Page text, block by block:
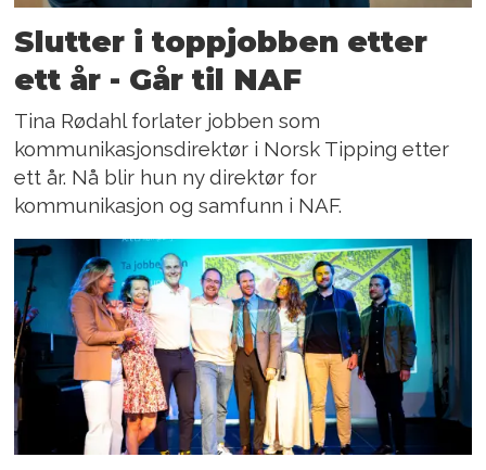
Slutter i toppjobben etter
ett år - Går til NAF
Tina Rødahl forlater jobben som
kommunikasjonsdirektør i Norsk Tipping etter
ett år. Nå blir hun ny direktør for
kommunikasjon og samfunn i NAF.